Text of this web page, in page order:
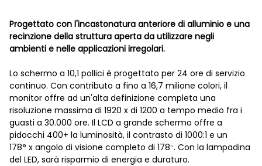
Progettato con l'incastonatura anteriore di alluminio e una
recinzione della struttura aperta da utilizzare negli
ambienti e nelle applicazioni irregolari.
Lo schermo a 10,1 pollici è progettato per 24 ore di servizio
continuo. Con contributo a fino a 16,7 milione colori, il
monitor offre ad un'alta definizione completa una
risoluzione massima di 1920 x di 1200 a tempo medio fra i
guasti a 30.000 ore. Il LCD a grande schermo offre a
pidocchi 400+ la luminosità, il contrasto di 1000:1 e un
178° x angolo di visione completo di 178°. Con la lampadina
del LED, sarà risparmio di energia e duraturo.